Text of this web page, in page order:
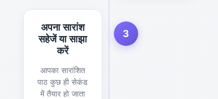
3
अपना सारांश
सहेजें या साझा
करें
आपका सारांशित
पाठ कुछ ही सेकंड
में तैयार हो जाता